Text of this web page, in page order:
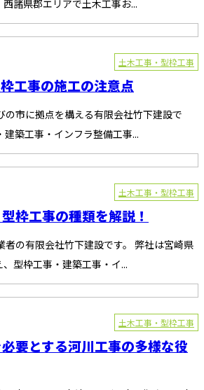
諸県郡エリアで土木工事お...
土木工事・型枠工事
工事の施工の注意点
の市に拠点を構える有限会社竹下建設で
築工事・インフラ整備工事...
土木工事・型枠工事
枠工事の種類を解説！
者の有限会社竹下建設です。 弊社は宮崎県
型枠工事・建築工事・イ...
土木工事・型枠工事
要とする河川工事の多様な役